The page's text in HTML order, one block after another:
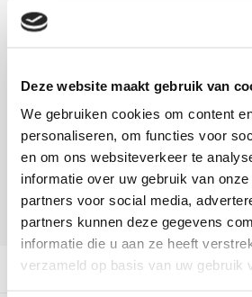
Deze website maakt gebruik van
We gebruiken cookies om content
personaliseren, om functies voor
en om ons websiteverkeer te
informatie over uw gebruik van
partners voor social media,
partners kunnen deze gegevens
informatie die u aan ze heeft
verzameld op basis van uw gebruik
DIRECT LEVERBAAR
"DMC COLOUR VARIATIONS" OF
EFFECTS " KOOPT, ONTVANG JE
100% OP HET LAAGSTGEPRIJSDE
Toevoegen
DELEN:
Productomschrijving